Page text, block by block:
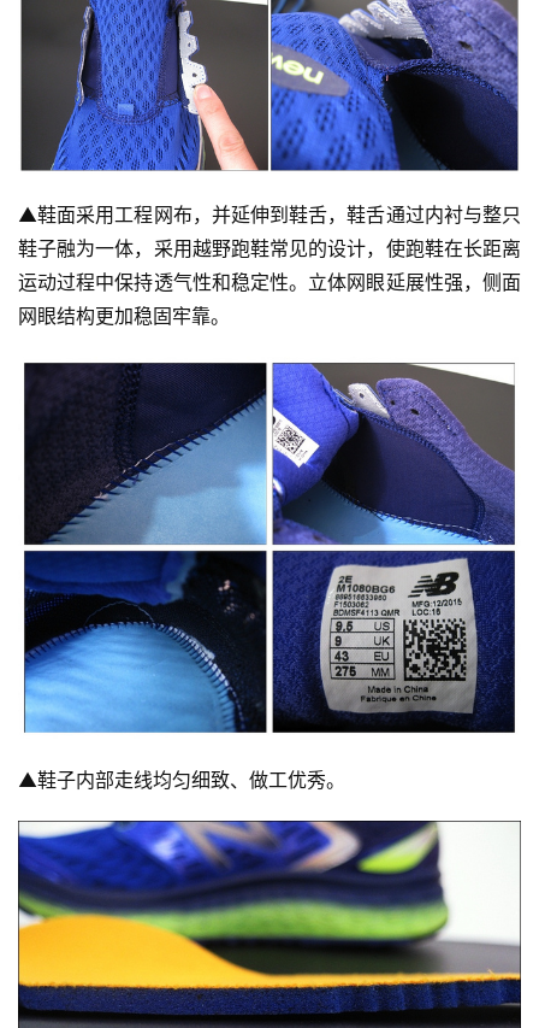
▲鞋面采用工程网布，并延伸到鞋舌，鞋舌通过内衬与整只
鞋子融为一体，采用越野跑鞋常见的设计，使跑鞋在长距离
运动过程中保持透气性和稳定性。立体网眼延展性强，侧面
网眼结构更加稳固牢靠。
▲鞋子内部走线均匀细致、做工优秀。